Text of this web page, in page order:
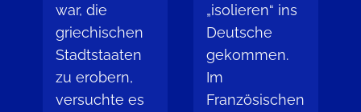
war, die
griechischen
Stadtstaaten
zu erobern,
versuchte es
„isolieren“ ins
Deutsche
gekommen.
Im
Französischen